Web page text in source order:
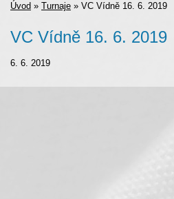
Úvod » Turnaje » VC Vídně 16. 6. 2019
VC Vídně 16. 6. 2019
6. 6. 2019